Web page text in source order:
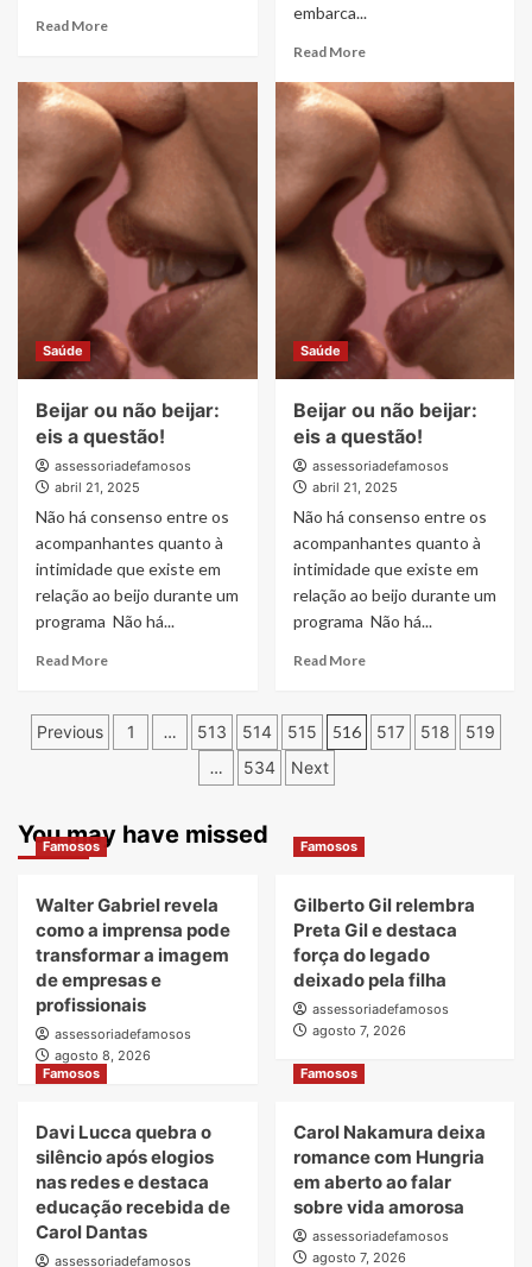
Read MoreRead
Semana
Senac
de
Leitura
traz
a
conexão
convivência
os
espaços
das
bibliotecas,
de
Campinas
embarca...
Read MoreRead
about
Cantor
Ben
Hur
e
o
Samba
Du
Ben
levam
melhor
do
para
o
Festival:
uma
trajetória
de
talento
agora
alto-
mar
Saúde
Beijar ou não beijar:
eis a questão!
assessoriadefamosos
abril 21, 2025
Não há consenso entre os
acompanhantes quanto à
intimidade que existe em
relação ao beijo durante um
programa Não há...
Read MoreRead
Beijar
ou
a
Saúde
Beijar ou não beijar:
eis a questão!
assessoriadefamosos
abril 21, 2025
Não há consenso entre os
acompanhantes quanto à
intimidade que existe em
relação ao beijo durante um
programa Não há...
Read MoreRead
Beijar
ou
a
questão!
Paginação
Previous 1 … 513 514 515 516 517 518
519
…
534 Next
You may have missed
Famosos
Walter Gabriel revela
como a imprensa pode
transformar a imagem
de empresas e
profissionais
assessoriadefamosos
agosto 8, 2026
Famosos
Gilberto Gil relembra
Preta Gil e destaca
força do legado
deixado pela filha
assessoriadefamosos
agosto 7, 2026
Famosos
Davi Lucca quebra o
silêncio após elogios
nas redes e destaca
educação recebida de
Carol Dantas
assessoriadefamosos
Famosos
Carol Nakamura deixa
romance com Hungria
em aberto ao falar
sobre vida amorosa
assessoriadefamosos
agosto 7, 2026